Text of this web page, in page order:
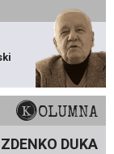
KOLUMNA
ZDENKO DUKA